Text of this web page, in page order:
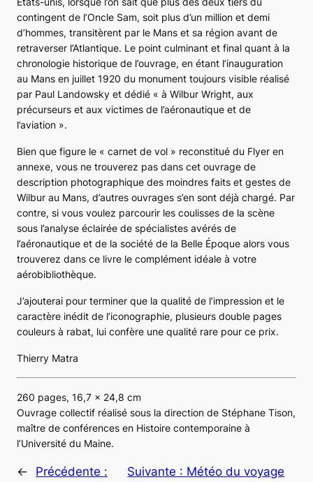
contingent de l’Oncle Sam, soit plus d’un million et demi
d’hommes, transitèrent par le Mans et sa région avant de
retraverser l’Atlantique. Le point culminant et final quant à la
chronologie historique de l’ouvrage, en étant l’inauguration
au Mans en juillet 1920 du monument toujours visible réalisé
par Paul Landowsky et dédié « à Wilbur Wright, aux
précurseurs et aux victimes de l’aéronautique et de
l’aviation ».
Bien que figure le « carnet de vol » reconstitué du Flyer en
annexe, vous ne trouverez pas dans cet ouvrage de
description photographique des moindres faits et gestes de
Wilbur au Mans, d’autres ouvrages s’en sont déjà chargé. Par
contre, si vous voulez parcourir les coulisses de la scène
sous l’analyse éclairée de spécialistes avérés de
l’aéronautique et de la société de la Belle Époque alors vous
trouverez dans ce livre le complément idéale à votre
aérobibliothèque.
J’ajouterai pour terminer que la qualité de l’impression et le
caractère inédit de l’iconographie, plusieurs double pages
couleurs à rabat, lui confère une qualité rare pour ce prix.
Thierry Matra
260 pages, 16,7 x 24,8 cm
Ouvrage collectif réalisé sous la direction de Stéphane Tison,
maître de conférences en Histoire contemporaine à
l’Université du Maine.
←
Précédente :
Suivante : Météo du voyage